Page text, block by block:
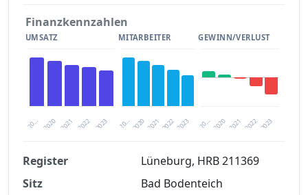
Finanzkennzahlen
UMSATZ
20… 2021 2023
2020 2022
MITARBEITER
20… 2021 2023
2020 2022
GEWINN/VERLUST
20… 2021 2023
2020 2022
Finanzkennzahlen nach kostenloser
Register
Lüneburg, HRB 211369
Sitz
Bad Bodenteich